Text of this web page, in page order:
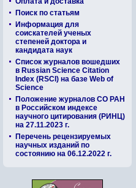
Поиск по статьям
Информация для
соискателей ученых
степеней доктора и
кандидата наук
Список журналов вошедших
в Russian Science Citation
Index (RSCI) на базе Web of
Science
Положение журналов СО РАН
в Российском индексе
научного цитирования (РИНЦ)
на 27.11.2023 г.
Перечень рецензируемых
научных изданий по
состоянию на 06.12.2022 г.